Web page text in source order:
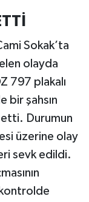
Sokak’ta
olayda
797 plakalı
bir şahsın
etti. Durumun
üzerine olay
sevk edildi.
kontrolde